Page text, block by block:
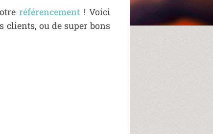
référencement ! Voici
clients, ou de super bons